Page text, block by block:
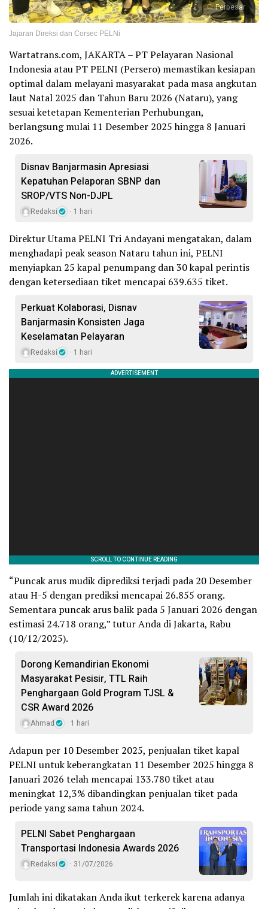
Perbesar
Jajaran Direksi dan Corsec PELNi
Wartatrans.com, JAKARTA – PT Pelayaran Nasional
Indonesia atau PT PELNI (Persero) memastikan kesiapan
optimal dalam melayani masyarakat pada masa angkutan
laut Natal 2025 dan Tahun Baru 2026 (Nataru), yang
sesuai ketetapan Kementerian Perhubungan,
berlangsung mulai 11 Desember 2025 hingga 8 Januari
2026.
Disnav Banjarmasin Apresiasi
Kepatuhan Pelaporan SBNP dan
SROP/VTS Non-DJPL
Redaksi 1 hari
Direktur Utama PELNI Tri Andayani mengatakan, dalam
menghadapi peak season Nataru tahun ini, PELNI
menyiapkan 25 kapal penumpang dan 30 kapal perintis
dengan ketersediaan tiket mencapai 639.635 tiket.
Perkuat Kolaborasi, Disnav
Banjarmasin Konsisten Jaga
Keselamatan Pelayaran
Redaksi 1 hari
“Puncak arus mudik diprediksi terjadi pada 20 Desember
atau H-5 dengan prediksi mencapai 26.855 orang.
Sementara puncak arus balik pada 5 Januari 2026 dengan
estimasi 24.718 orang,” tutur Anda di Jakarta, Rabu
(10/12/2025).
Dorong Kemandirian Ekonomi
Masyarakat Pesisir, TTL Raih
Penghargaan Gold Program TJSL &
CSR Award 2026
Ahmad 1 hari
Adapun per 10 Desember 2025, penjualan tiket kapal
PELNI untuk keberangkatan 11 Desember 2025 hingga 8
Januari 2026 telah mencapai 133.780 tiket atau
meningkat 12,3% dibandingkan penjualan tiket pada
periode yang sama tahun 2024.
PELNI Sabet Penghargaan
Transportasi Indonesia Awards 2026
Redaksi 31/07/2026
Jumlah ini dikatakan Anda ikut terkerek karena adanya